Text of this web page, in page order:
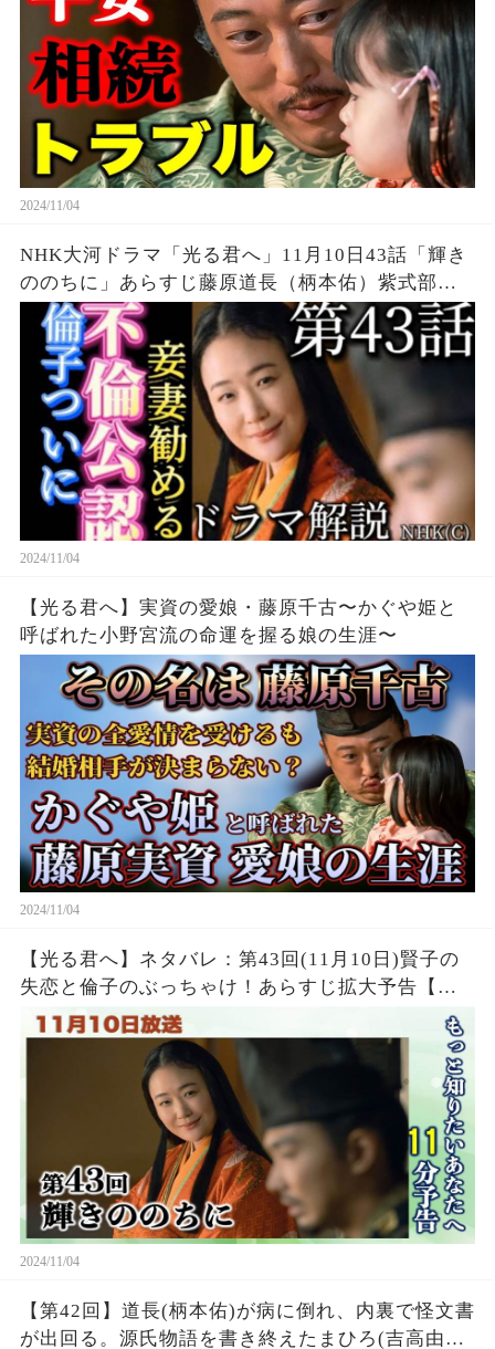
2024/11/04
NHK大河ドラマ「光る君へ」11月10日43話「輝き
ののちに」あらすじ藤原道長（柄本佑）紫式部
（吉高由里子）次回予告ネタバレ解説最終回、双
寿丸（伊藤健太郎）藤原賢子（南沙良）最期かし
まし歴史チャンネル
2024/11/04
【光る君へ】実資の愛娘・藤原千古〜かぐや姫と
呼ばれた小野宮流の命運を握る娘の生涯〜
2024/11/04
【光る君へ】ネタバレ：第43回(11月10日)賢子の
失恋と倫子のぶっちゃけ！あらすじ拡大予告【大
河ドラマ】ドラマ考察
2024/11/04
【第42回】道長(柄本佑)が病に倒れ、内裏で怪文書
が出回る。源氏物語を書き終えたまひろ(吉高由里